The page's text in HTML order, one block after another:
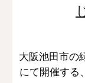
大阪池田市の
にて開催する